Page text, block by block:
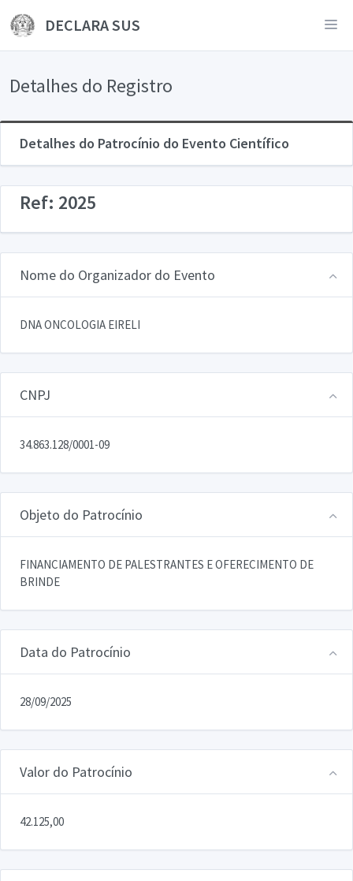
DECLARA SUS
Detalhes do Registro
Detalhes do Patrocínio do Evento Científico
Ref: 2025
Nome do Organizador do Evento
DNA ONCOLOGIA EIRELI
CNPJ
34.863.128/0001-09
Objeto do Patrocínio
FINANCIAMENTO DE PALESTRANTES E OFERECIMENTO DE
BRINDE
Data do Patrocínio
28/09/2025
Valor do Patrocínio
42.125,00